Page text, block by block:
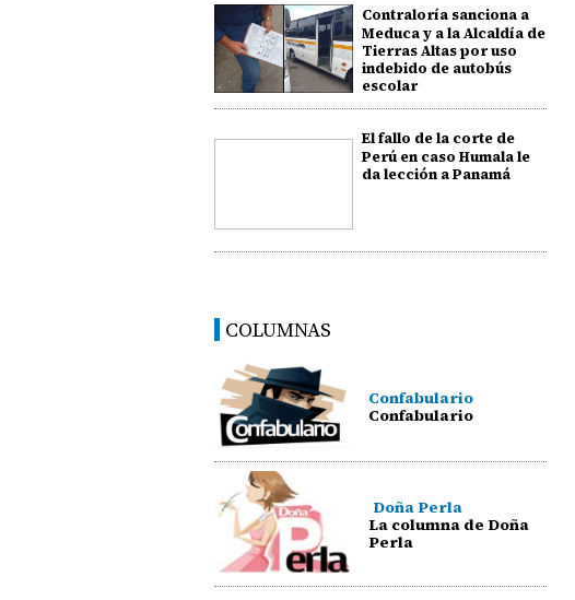
Contraloría sanciona a
Meduca y a la Alcaldía de
Tierras Altas por uso
indebido de autobús
escolar
El fallo de la corte de
Perú en caso Humala le
da lección a Panamá
COLUMNAS
Confabulario
Confabulario
Doña Perla
La columna de Doña
Perla